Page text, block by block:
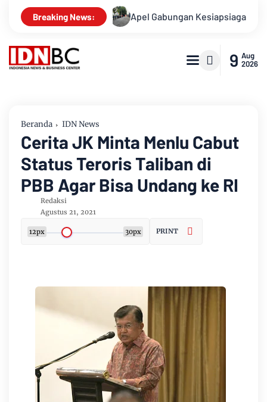
Breaking News:
Apel Gabungan Kesiapsiagaan Untuk
9 Aug
2026
Beranda IDN News
Cerita JK Minta Menlu Cabut
Status Teroris Taliban di
PBB Agar Bisa Undang ke RI
Redaksi
Agustus 21, 2021
12px 30px PRINT